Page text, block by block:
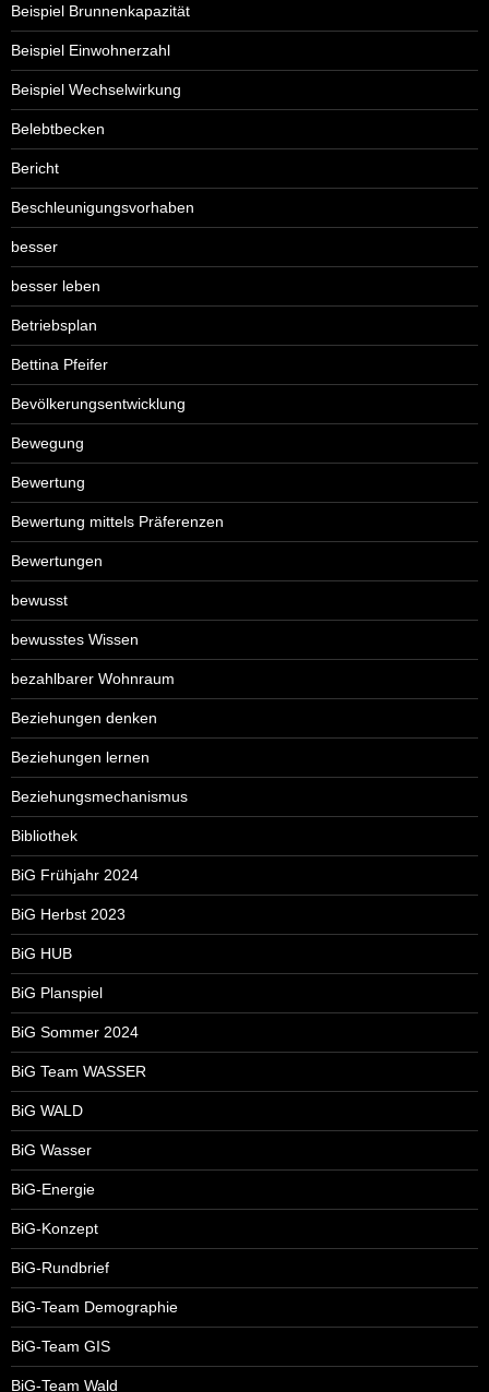
Beispiel Brunnenkapazität
Beispiel Einwohnerzahl
Beispiel Wechselwirkung
Belebtbecken
Bericht
Beschleunigungsvorhaben
besser
besser leben
Betriebsplan
Bettina Pfeifer
Bevölkerungsentwicklung
Bewegung
Bewertung
Bewertung mittels Präferenzen
Bewertungen
bewusst
bewusstes Wissen
bezahlbarer Wohnraum
Beziehungen denken
Beziehungen lernen
Beziehungsmechanismus
Bibliothek
BiG Frühjahr 2024
BiG Herbst 2023
BiG HUB
BiG Planspiel
BiG Sommer 2024
BiG Team WASSER
BiG WALD
BiG Wasser
BiG-Energie
BiG-Konzept
BiG-Rundbrief
BiG-Team Demographie
BiG-Team GIS
BiG-Team Wald